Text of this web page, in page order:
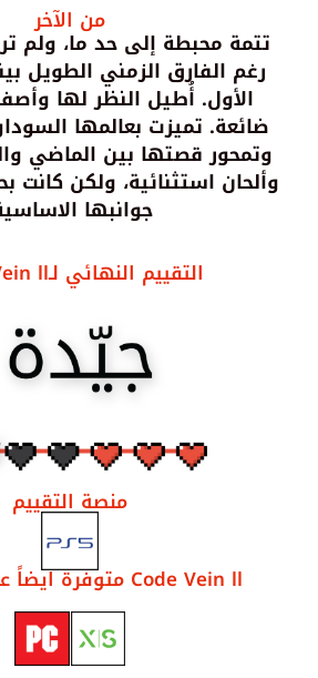
من الآخر
تتمة محبطة إلى حد ما، ولم
رغم الفارق الزمني الطويل
الأول. أُطيل النظر لها
ضائعة. تميزت بعالمها
وتمحور قصتها بين الماضي
وألحان استثنائية، ولكن
جوانبها
التقييم النهائي لـCode Vein ll
منصة التقييم
Code Vein ll متوفرة ايضاً على المنصات